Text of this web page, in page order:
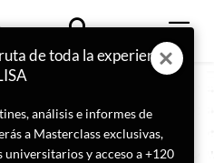
de toda la experiencia
análisis e informes de
a Masterclass exclusivas,
universitarios y acceso a +120